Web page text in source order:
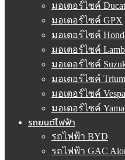
มอเตอร์ไซค์
มอเตอร์ไซค์ GPX
มอเตอร์ไซค์
มอเตอร์ไซค์
มอเตอร์ไซค์
มอเตอร์ไซค์
มอเตอร์ไซค์ Vespa
มอเตอร์ไซค์
รถยนต์ไฟฟ้า
รถไฟฟ้า BYD
รถไฟฟ้า GAC